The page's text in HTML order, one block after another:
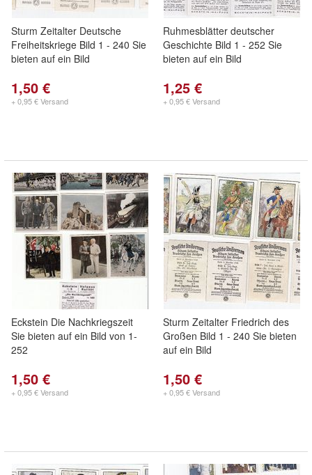
Sturm Zeitalter Deutsche
Freiheitskriege Bild 1 - 240 Sie
bieten auf ein Bild
1,50 €
+ 0,95 € Versand
Ruhmesblätter deutscher
Geschichte Bild 1 - 252 Sie
bieten auf ein Bild
1,25 €
+ 0,95 € Versand
Eckstein Die Nachkriegszeit
Sie bieten auf ein Bild von 1-
252
1,50 €
+ 0,95 € Versand
Sturm Zeitalter Friedrich des
Großen Bild 1 - 240 Sie bieten
auf ein Bild
1,50 €
+ 0,95 € Versand